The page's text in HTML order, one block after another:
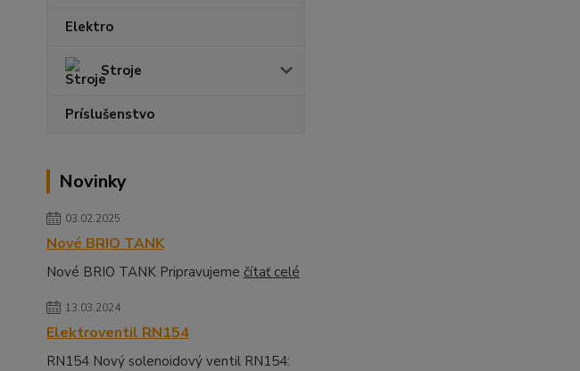
Elektro
Stroje
Príslušenstvo
Novinky
03.02.2025
Nové BRIO TANK
Nové BRIO TANK Pripravujeme čítať celé
13.03.2024
Elektroventil RN154
RN154 Nový solenoidový ventil RN154: